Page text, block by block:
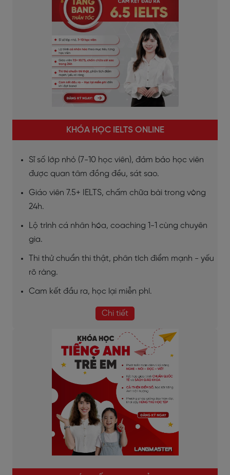
KHÓA HỌC IELTS ONLINE
Sĩ số lớp nhỏ (7-10 học viên), đảm bảo học viên
được quan tâm đồng đều, sát sao.
Giáo viên 7.5+ IELTS, chấm chữa bài trong vòng
24h.
Lộ trình cá nhân hóa, coaching 1-1 cùng chuyên
gia.
Thi thử chuẩn thi thật, phân tích điểm mạnh - yếu
rõ ràng.
Cam kết đầu ra, học lại miễn phí.
Chi tiết